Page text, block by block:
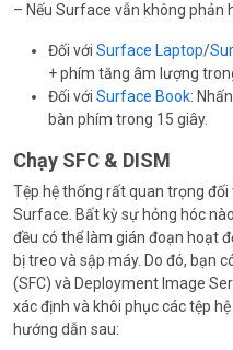
– Nếu Surface vẫn không phản
Đối với Surface Laptop/
+ phím tăng âm lượng
Đối với Surface Book:
bàn phím trong 15 giây.
Chạy SFC & DISM
Tệp hệ thống rất quan trọng
Surface. Bất kỳ sự hỏng hóc
đều có thể làm gián đoạn hoạt
bị treo và sập máy. Do đó, bạn
(SFC) và Deployment Image
xác định và khôi phục các tệp
hướng dẫn sau: